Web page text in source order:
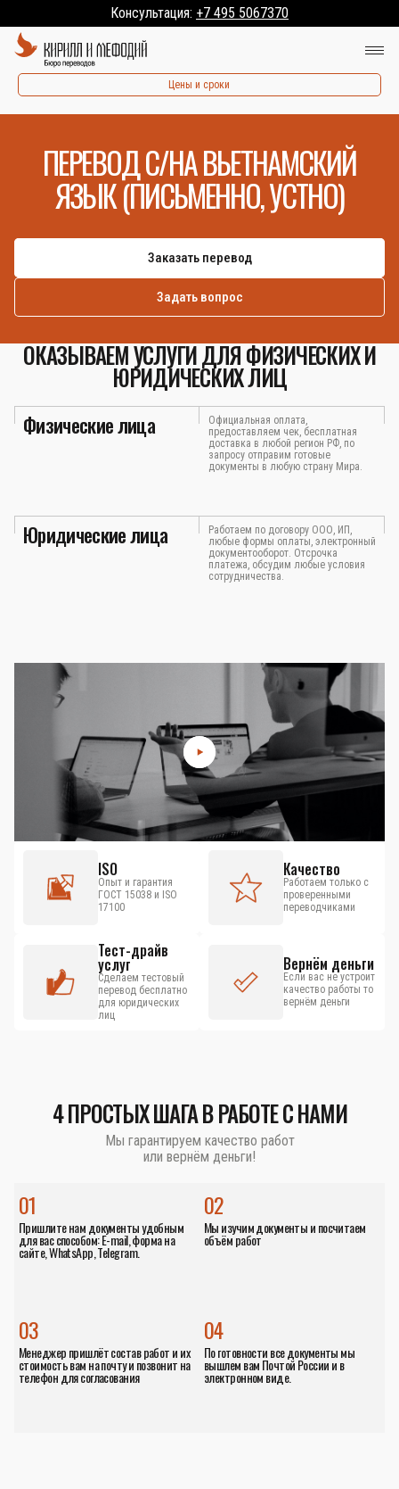
Консультация: +7 495 5067370
Цены и сроки
ПЕРЕВОД С/НА ВЬЕТНАМСКИЙ
ЯЗЫК (ПИСЬМЕННО, УСТНО)
Заказать перевод
Задать вопрос
ОКАЗЫВАЕМ УСЛУГИ ДЛЯ ФИЗИЧЕСКИХ И
ЮРИДИЧЕСКИХ ЛИЦ
Физические лица
Официальная оплата,
предоставляем чек, бесплатная
доставка в любой регион РФ, по
запросу отправим готовые
документы в любую страну Мира.
Юридические лица
Работаем по договору ООО, ИП,
любые формы оплаты, электронный
документооборот. Отсрочка
платежа, обсудим любые условия
сотрудничества.
ISO
Опыт и гарантия
ГОСТ 15038 и ISO
17100
Качество
Работаем только с
проверенными
переводчиками
Тест-драйв
услуг
Сделаем тестовый
перевод бесплатно
для юридических
лиц
Вернём деньги
Если вас не устроит
качество работы то
вернём деньги
4 ПРОСТЫХ ШАГА В РАБОТЕ С НАМИ
Мы гарантируем качество работ
или вернём деньги!
01
Пришлите нам документы удобным
для вас способом: E-mail, форма на
сайте, WhatsApp, Telegram.
02
Мы изучим документы и посчитаем
объём работ
04
По готовности все документы мы
вышлем вам Почтой России и в
электронном виде.
03
Менеджер пришлёт состав работ и их
стоимость вам на почту и позвонит на
телефон для согласования